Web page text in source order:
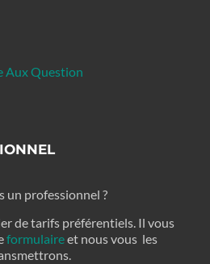
Aux Question
un professionnel ?
de tarifs préférentiels. Il vous
formulaireet nous vous les